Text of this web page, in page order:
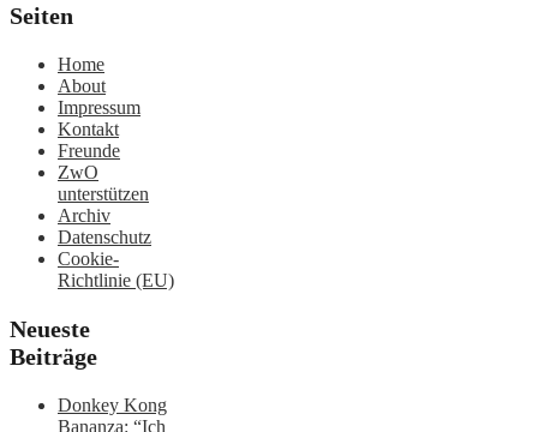
Seiten
Home
About
Impressum
Kontakt
Freunde
ZwO
unterstützen
Archiv
Datenschutz
Cookie-
Richtlinie (EU)
Neueste
Beiträge
Donkey Kong
Bananza: “Ich